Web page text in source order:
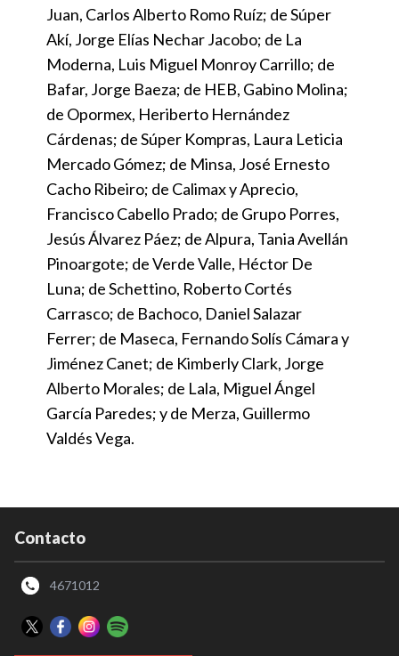
Juan, Carlos Alberto Romo Ruíz; de Súper
Akí, Jorge Elías Nechar Jacobo; de La
Moderna, Luis Miguel Monroy Carrillo; de
Bafar, Jorge Baeza; de HEB, Gabino Molina;
de Opormex, Heriberto Hernández
Cárdenas; de Súper Kompras, Laura Leticia
Mercado Gómez; de Minsa, José Ernesto
Cacho Ribeiro; de Calimax y Aprecio,
Francisco Cabello Prado; de Grupo Porres,
Jesús Álvarez Páez; de Alpura, Tania Avellán
Pinoargote; de Verde Valle, Héctor De
Luna; de Schettino, Roberto Cortés
Carrasco; de Bachoco, Daniel Salazar
Ferrer; de Maseca, Fernando Solís Cámara y
Jiménez Canet; de Kimberly Clark, Jorge
Alberto Morales; de Lala, Miguel Ángel
García Paredes; y de Merza, Guillermo
Valdés Vega.
Contacto
4671012